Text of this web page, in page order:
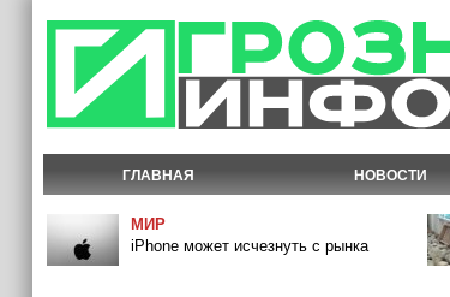
ГЛАВНАЯ НОВОСТИ
МИР
iPhone может исчезнуть с рынка